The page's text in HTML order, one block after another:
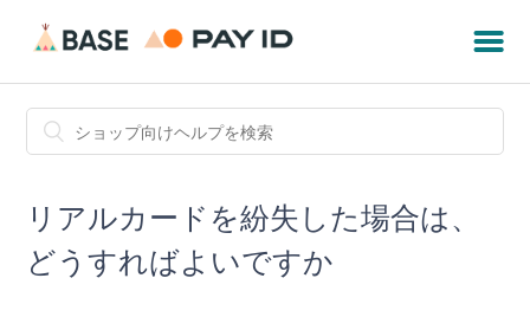
リアルカードを紛失した場合は、
どうすればよいですか